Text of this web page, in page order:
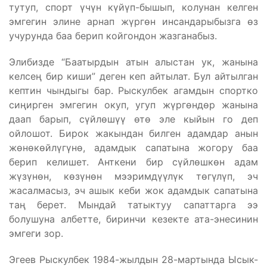
тутуп, спорт үчүн күйүп-бышып, колунан келген
эмгегин элине арнап жүргөн инсандарыбызга өз
учурунда баа берип койгондон жазганабыз.
Элибизде “Баатырдын атын алыстан ук, жанына
келсең бир киши” деген кеп айтылат. Бул айтылган
кептин чындыгы бар. Рыскулбек агамдын спортко
сиңирген эмгегин окуп, угуп жүргөндөр жанына
даап барып, сүйлөшүү өтө эле кыйын го деп
ойлошот. Бирок жакындан билген адамдар анын
жөнөкөйлүгүнө, адамдык сапатына жогору баа
берип келишет. Анткени бир сүйлөшкөн адам
жүзүнөн, көзүнөн мээримдүүлүк төгүлүп, эч
жасалмасыз, эч ашык кеби жок адамдык сапатына
таң берет. Мындай татыктуу сапаттарга ээ
болушуна албетте, биринчи кезекте ата-энесинин
эмгеги зор.
Эгеев Рыскулбек 1984-жылдын 28-мартында Ысык-